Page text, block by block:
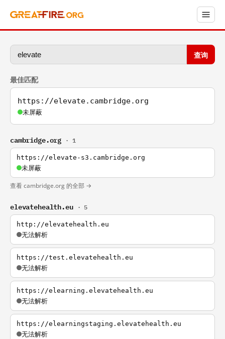
查询
最佳匹配
https://elevate.cambridge.org
未屏蔽
cambridge.org · 1
https://elevate-s3.cambridge.org
未屏蔽
查看 cambridge.org 的全部 →
elevatehealth.eu · 5
http://elevatehealth.eu
无法解析
https://test.elevatehealth.eu
无法解析
https://elearning.elevatehealth.eu
无法解析
https://elearningstaging.elevatehealth.eu
无法解析